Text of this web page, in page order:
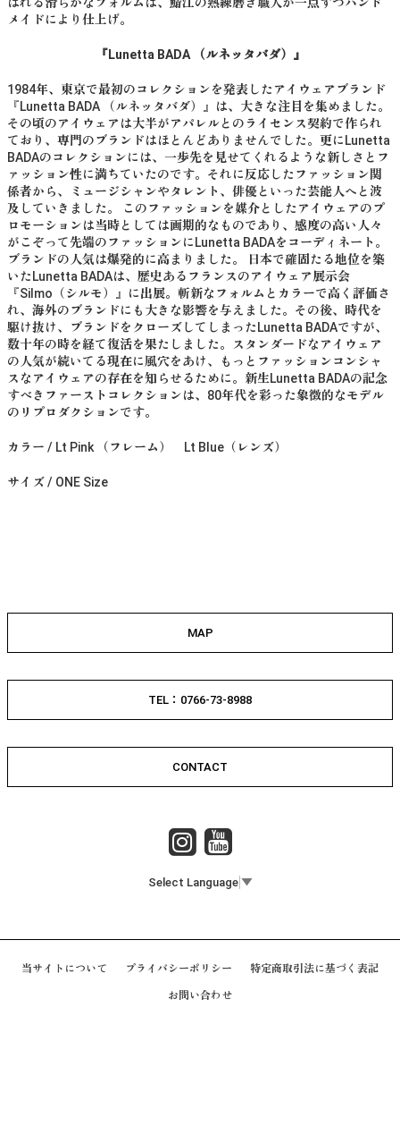
メイドにより仕上げ。
『Lunetta BADA （ルネッタバダ）』
1984年、東京で最初のコレクションを発表したアイウェアブランド
『Lunetta BADA （ルネッタバダ）』は、大きな注目を集めました。
その頃のアイウェアは大半がアパレルとのライセンス契約で作られ
ており、専門のブランドはほとんどありませんでした。更にLunetta
BADAのコレクションには、一歩先を見せてくれるような新しさとフ
ァッション性に満ちていたのです。それに反応したファッション関
係者から、ミュージシャンやタレント、俳優といった芸能人へと波
及していきました。 このファッションを媒介としたアイウェアのプ
ロモーションは当時としては画期的なものであり、感度の高い人々
がこぞって先端のファッションにLunetta BADAをコーディネート。
ブランドの人気は爆発的に高まりました。 日本で確固たる地位を築
いたLunetta BADAは、歴史あるフランスのアイウェア展示会
『Silmo（シルモ）』に出展。斬新なフォルムとカラーで高く評価さ
れ、海外のブランドにも大きな影響を与えました。その後、時代を
駆け抜け、ブランドをクローズしてしまったLunetta BADAですが、
数十年の時を経て復活を果たしました。スタンダードなアイウェア
の人気が続いてる現在に風穴をあけ、もっとファッションコンシャ
スなアイウェアの存在を知らせるために。新生Lunetta BADAの記念
すべきファーストコレクションは、80年代を彩った象徴的なモデル
のリプロダクションです。
カラー / Lt Pink （フレーム） Lt Blue（レンズ）
サイズ / ONE Size
MAP
TEL：0766-73-8988
CONTACT
Select Language ▼
当サイトについて プライバシーポリシー 特定商取引法に基づく表記
お問い合わせ